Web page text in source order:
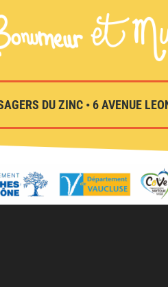
DU ZINC • 6 AVENUE